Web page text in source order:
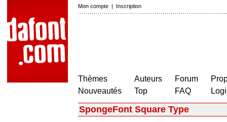
Mon compte | Inscription
Thèmes
Nouveautés
Auteurs
Top
Forum
FAQ
SpongeFont Square Type